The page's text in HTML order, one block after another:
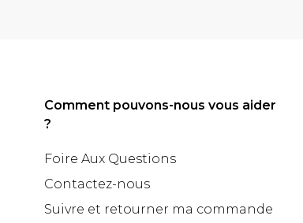
Comment pouvons-nous vous aider
?
Foire Aux Questions
Contactez-nous
Suivre et retourner ma commande